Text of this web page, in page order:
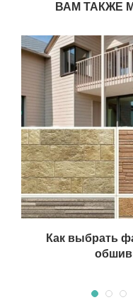
ВАМ ТАКЖЕ
Как выбрать